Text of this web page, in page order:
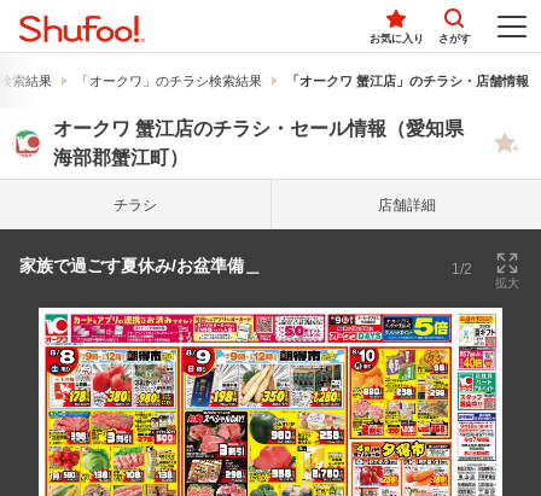
お気に入り さがす
索結果 「オークワ」のチラシ検索結果 「オークワ 蟹江店」のチラシ・店舗情報
オークワ 蟹江店のチラシ・セール情報（愛知県
海部郡蟹江町）
チラシ 店舗詳細
家族で過ごす夏休み/お盆準備＿ 1/2
拡大